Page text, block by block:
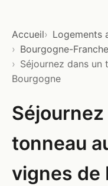
Accueil
Logements
Bourgogne-
Séjournez dans
Bourgogne
tonneau
vignes de